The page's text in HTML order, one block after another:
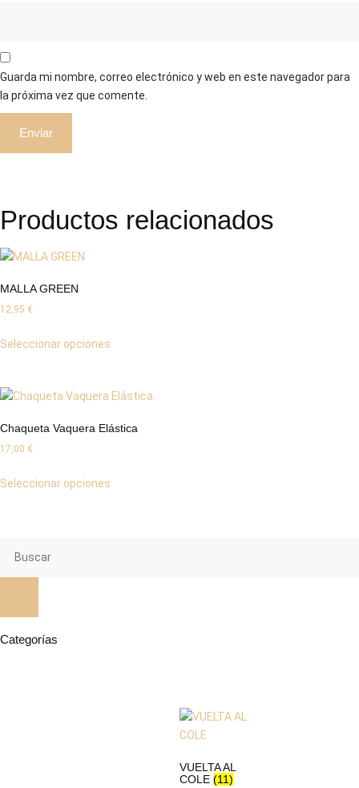
Guarda mi nombre, correo electrónico y web en este navegador para
la próxima vez que comente.
Productos relacionados
MALLA GREEN
12,95 €
Seleccionar opciones
Chaqueta Vaquera Elástica
17,00 €
Seleccionar opciones
Categorías
VUELTA AL
COLE (11)